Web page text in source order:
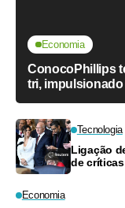
Economia
ConocoPhillips
tri,
Tecnologia
Ligação
de
Economia